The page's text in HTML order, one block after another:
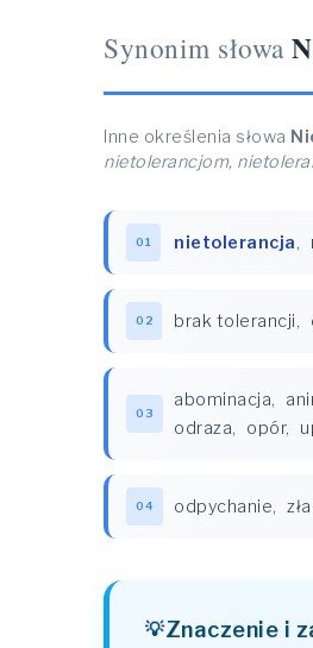
Synonim słowa
Inne określenia słowa
nietolerancjom,
01 nietolerancja,
02 brak tolerancji,
03
abominacja,
odraza, opór,
04 odpychanie,
Znaczenie i